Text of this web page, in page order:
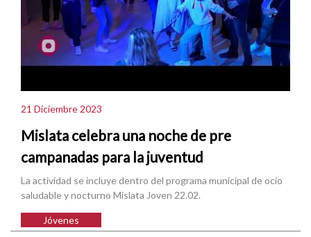
21 Diciembre 2023
Mislata celebra una noche de pre
campanadas para la juventud
La actividad se incluye dentro del programa municipal de ocio
saludable y nocturno Mislata Joven 22.02.
Jóvenes